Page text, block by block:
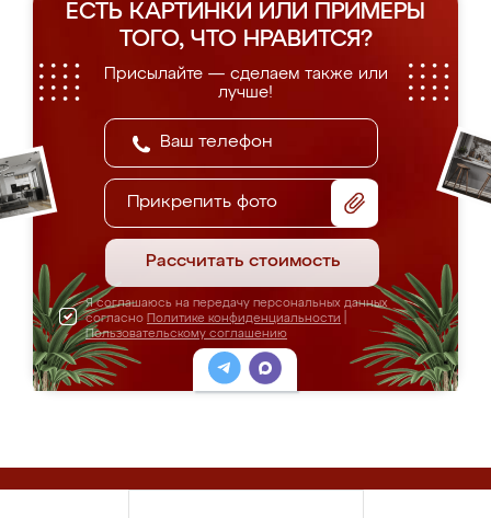
ЕСТЬ КАРТИНКИ ИЛИ ПРИМЕРЫ
ТОГО, ЧТО НРАВИТСЯ?
Присылайте — сделаем также или
лучше!
Прикрепить фото
Рассчитать стоимость
Я соглашаюсь на передачу персональных данных
согласно Политике конфиденциальности
Пользовательскому соглашению